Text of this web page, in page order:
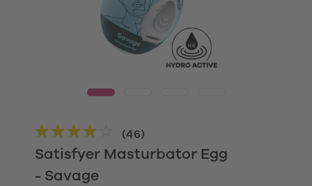
Satisfyer Masturbator Egg
- Savage
(46)